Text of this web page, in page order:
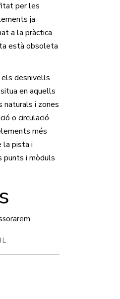
per les
ja
a la pràctica
està obsoleta
desnivells
en aquells
naturals i zones
o circulació
més
la pista i
punts i mòduls